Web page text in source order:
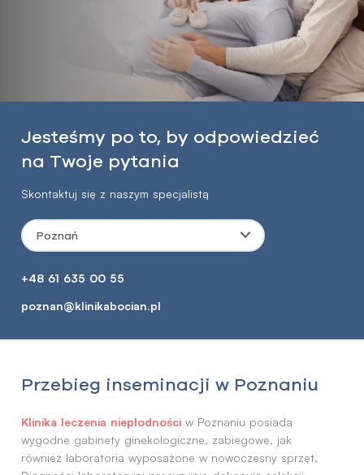
Jesteśmy po to, by odpowiedzieć
na Twoje pytania
Skontaktuj się z naszym specjalistą
Poznań
+48 61 635 00 55
poznan@klinikabocian.pl
Przebieg inseminacji w Poznaniu
Klinika leczenia niepłodności w Poznaniu posiada
wygodne gabinety ginekologiczne, zabiegowe, jak
również laboratoria wyposażone w nowoczesny sprzęt.